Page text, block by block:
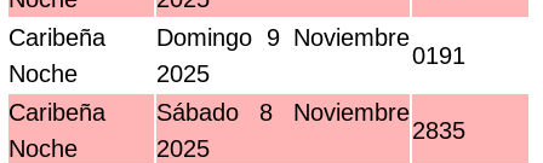
Caribeña
Noche
Domingo 9 Noviembre
2025
0191
Caribeña
Noche
Sábado 8 Noviembre
2025
2835